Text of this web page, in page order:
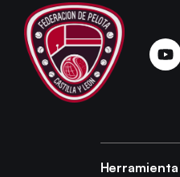
Herramienta